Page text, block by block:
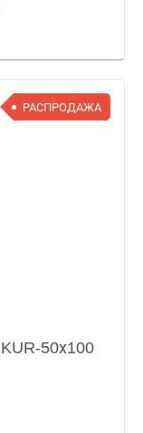
РАСПРОДАЖА
50х100